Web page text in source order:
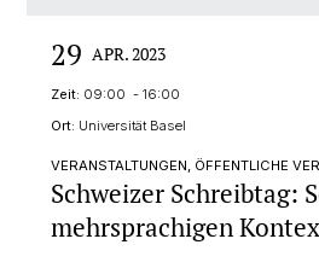
29 APR. 2023
Zeit: 09:00 - 16:00
Ort: Universität Basel
VERANSTALTUNGEN, ÖFFENTLICHE
Schweizer Schreibtag:
mehrsprachigen